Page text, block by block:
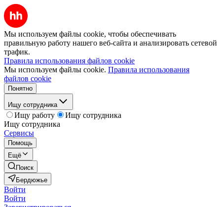
Мы используем файлы cookie, чтобы обеспечивать
правильную работу нашего веб-сайта и анализировать сетевой
трафик.
Правила использования файлов cookie
Мы используем файлы cookie. Правила использования
файлов cookie
Понятно
Ищу сотрудника
Ищу работу
Ищу сотрудника
Ищу сотрудника
Сервисы
Помощь
Ещё
Поиск
Бердюжье
Войти
Войти